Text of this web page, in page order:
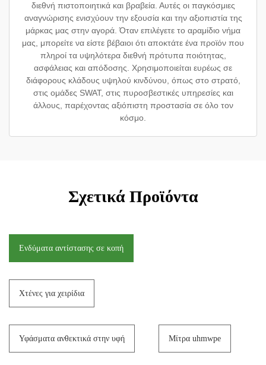
διεθνή πιστοποιητικά και βραβεία. Αυτές οι παγκόσμιες
αναγνώρισης ενισχύουν την εξουσία και την αξιοπιστία της
μάρκας μας στην αγορά. Όταν επιλέγετε το αραμίδιο νήμα
μας, μπορείτε να είστε βέβαιοι ότι αποκτάτε ένα προϊόν που
πληροί τα υψηλότερα διεθνή πρότυπα ποιότητας,
ασφάλειας και απόδοσης. Χρησιμοποιείται ευρέως σε
διάφορους κλάδους υψηλού κινδύνου, όπως στο στρατό,
στις ομάδες SWAT, στις πυροσβεστικές υπηρεσίες και
άλλους, παρέχοντας αξιόπιστη προστασία σε όλο τον
κόσμο.
Σχετικά Προϊόντα
Ενδύματα αντίστασης σε κοπή
Χτένες για χειρίδια
Υφάσματα ανθεκτικά στην υφή Μίτρα uhmwpe